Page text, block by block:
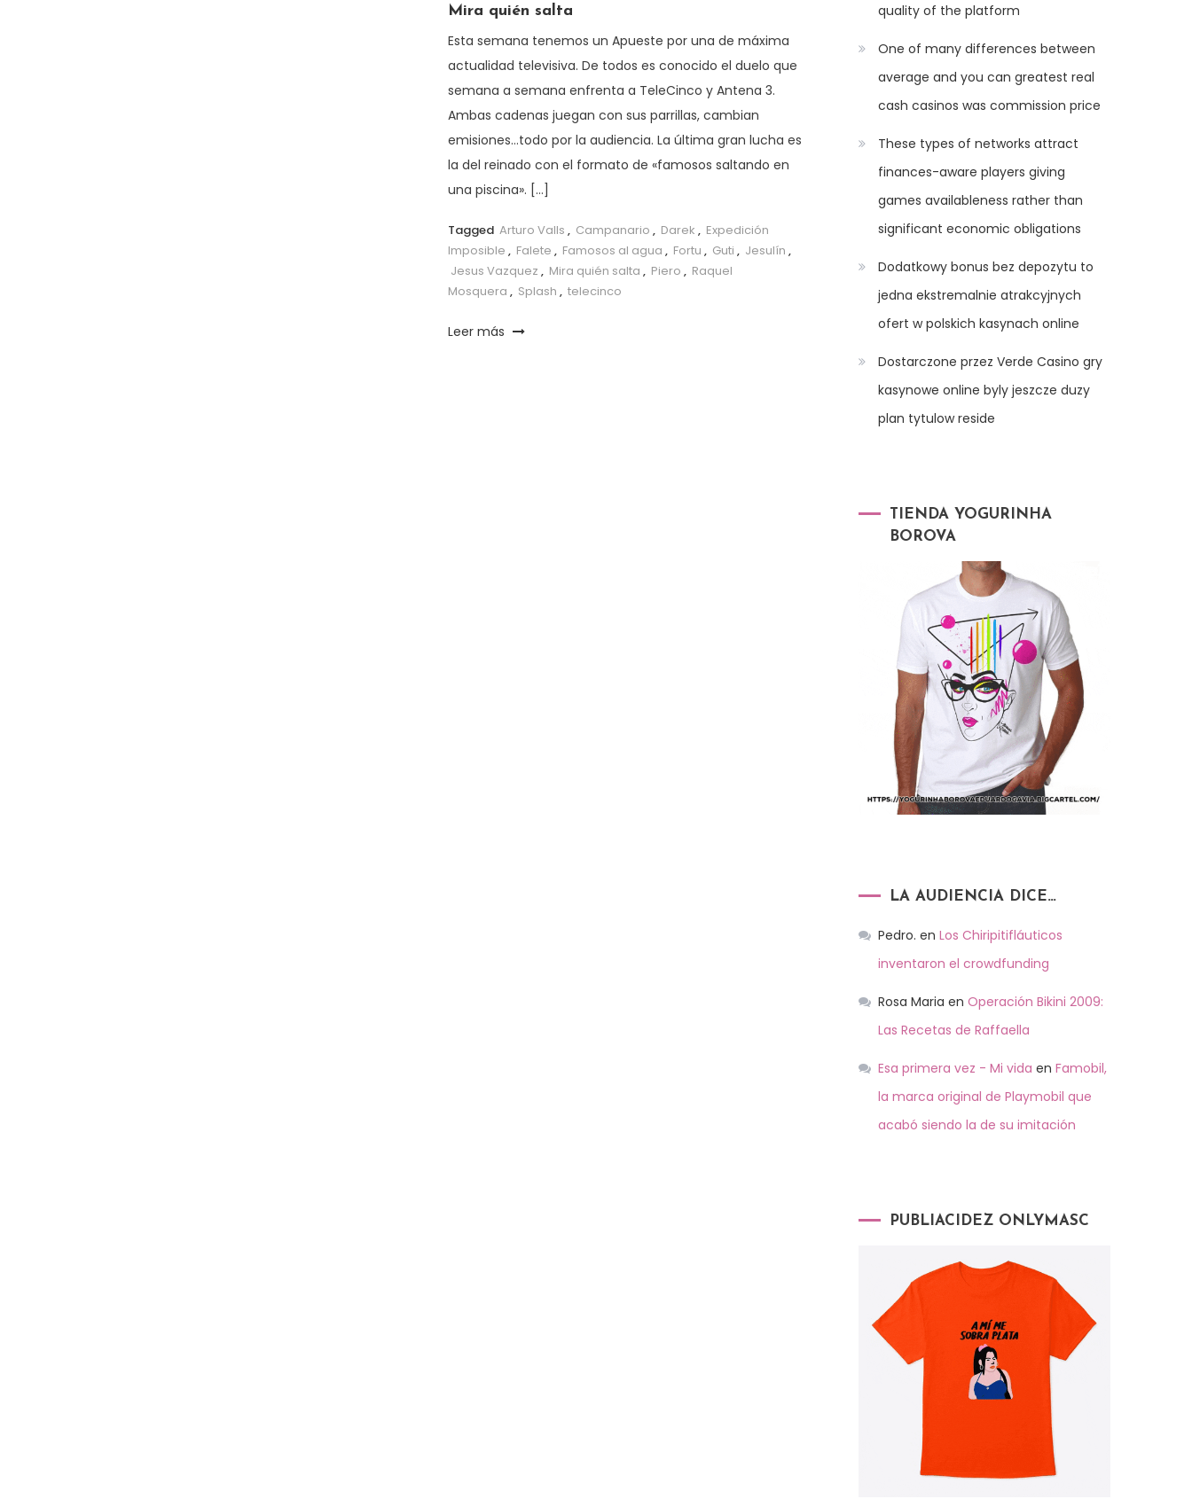
Mira quién salta
Esta semana tenemos un Apueste por una de máxima
actualidad televisiva. De todos es conocido el duelo que
semana a semana enfrenta a TeleCinco y Antena 3.
Ambas cadenas juegan con sus parrillas, cambian
emisiones…todo por la audiencia. La última gran lucha es
la del reinado con el formato de «famosos saltando en
una piscina». […]
Tagged Arturo Valls , Campanario , Darek , Expedición
Imposible , Falete , Famosos al agua , Fortu , Guti , Jesulín ,
Jesus Vazquez , Mira quién salta , Piero , Raquel
Mosquera , Splash , telecinco
Leer más
quality of the platform
One of many differences between
average and you can greatest real
cash casinos was commission price
These types of networks attract
finances-aware players giving
games availableness rather than
significant economic obligations
Dodatkowy bonus bez depozytu to
jedna ekstremalnie atrakcyjnych
ofert w polskich kasynach online
Dostarczone przez Verde Casino gry
kasynowe online byly jeszcze duzy
plan tytulow reside
TIENDA YOGURINHA
BOROVA
LA AUDIENCIA DICE…
Pedro. en Los Chiripitifláuticos
inventaron el crowdfunding
Rosa Maria en Operación Bikini 2009:
Las Recetas de Raffaella
Esa primera vez - Mi vida en Famobil,
la marca original de Playmobil que
acabó siendo la de su imitación
PUBLIACIDEZ ONLYMASC